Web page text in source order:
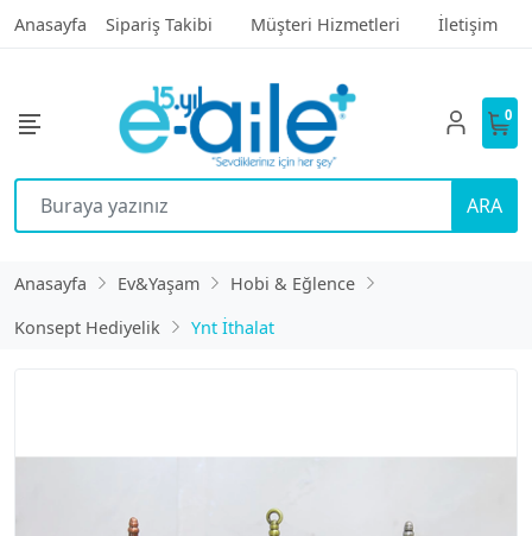
Anasayfa Sipariş Takibi Müşteri Hizmetleri İletişim
ARA
0
Anasayfa Ev&Yaşam
Hobi & Eğlence
Konsept Hediyelik
Ynt İthalat